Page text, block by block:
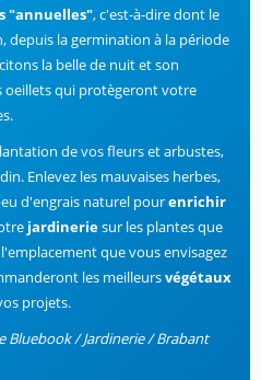
"annuelles", c'est-à-dire dont le
depuis la germination à la période
la belle de nuit et son
oeillets qui protègeront votre
de vos fleurs et arbustes,
Enlevez les mauvaises herbes,
d'engrais naturel pourenrichir
jardineriesur les plantes que
que vous envisagez
les meilleursvégétaux
projets.
Bluebook / Jardinerie / Brabant